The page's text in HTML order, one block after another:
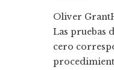
Oliver Grant
Las pruebas
cero